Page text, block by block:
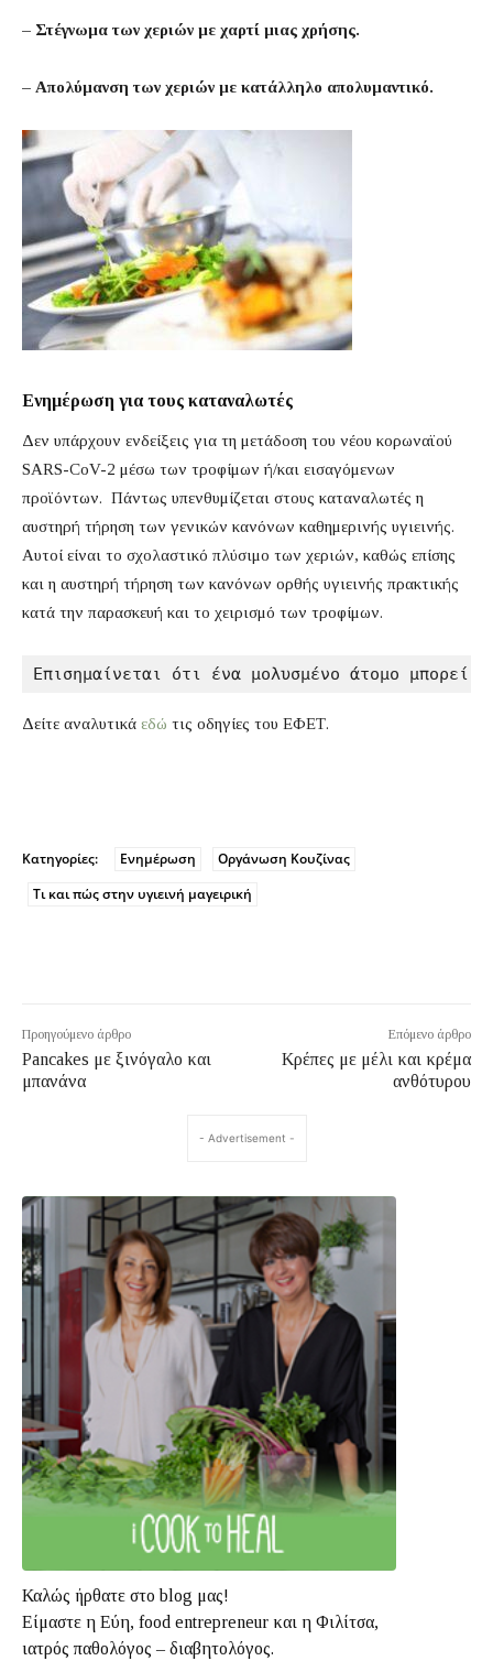
– Στέγνωμα των χεριών με χαρτί μιας χρήσης.
– Απολύμανση των χεριών με κατάλληλο απολυμαντικό.
Ενημέρωση για τους καταναλωτές
Δεν υπάρχουν ενδείξεις για τη μετάδοση του νέου κορωναϊού
SARS-CoV-2 μέσω των τροφίμων ή/και εισαγόμενων
προϊόντων. Πάντως υπενθυμίζεται στους καταναλωτές η
αυστηρή τήρηση των γενικών κανόνων καθημερινής υγιεινής.
Αυτοί είναι το σχολαστικό πλύσιμο των χεριών, καθώς επίσης
και η αυστηρή τήρηση των κανόνων ορθής υγιεινής πρακτικής
κατά την παρασκευή και το χειρισμό των τροφίμων.
Επισημαίνεται ότι ένα μολυσμένο άτομο μπορεί
Δείτε αναλυτικά εδώ τις οδηγίες του ΕΦΕΤ.
Κατηγορίες: Ενημέρωση
Οργάνωση Κουζίνας
Τι και πώς στην υγιεινή μαγειρική
Προηγούμενο άρθρο
Pancakes με ξινόγαλο και
μπανάνα
Επόμενο άρθρο
Κρέπες με μέλι και κρέμα
ανθότυρου
- Advertisement -
Καλώς ήρθατε στο blog μας!
Είμαστε η Εύη, food entrepreneur και η Φιλίτσα,
ιατρός παθολόγος – διαβητολόγος.